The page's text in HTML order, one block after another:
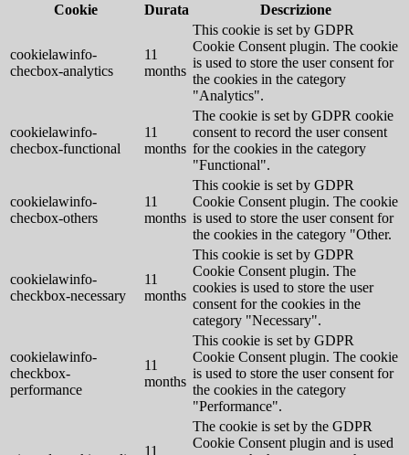
Cookie
Durata Descrizione
cookielawinfo-
checbox-analytics
11
months
This cookie is set by GDPR
Cookie Consent plugin. The cookie
is used to store the user consent for
the cookies in the category
"Analytics".
cookielawinfo-
checbox-functional
11
months
The cookie is set by GDPR cookie
consent to record the user consent
for the cookies in the category
"Functional".
cookielawinfo-
checbox-others
11
months
This cookie is set by GDPR
Cookie Consent plugin. The cookie
is used to store the user consent for
the cookies in the category "Other.
cookielawinfo-
checkbox-necessary
11
months
This cookie is set by GDPR
Cookie Consent plugin. The
cookies is used to store the user
consent for the cookies in the
category "Necessary".
cookielawinfo-
checkbox-
performance
11
months
This cookie is set by GDPR
Cookie Consent plugin. The cookie
is used to store the user consent for
the cookies in the category
"Performance".
11
The cookie is set by the GDPR
Cookie Consent plugin and is used